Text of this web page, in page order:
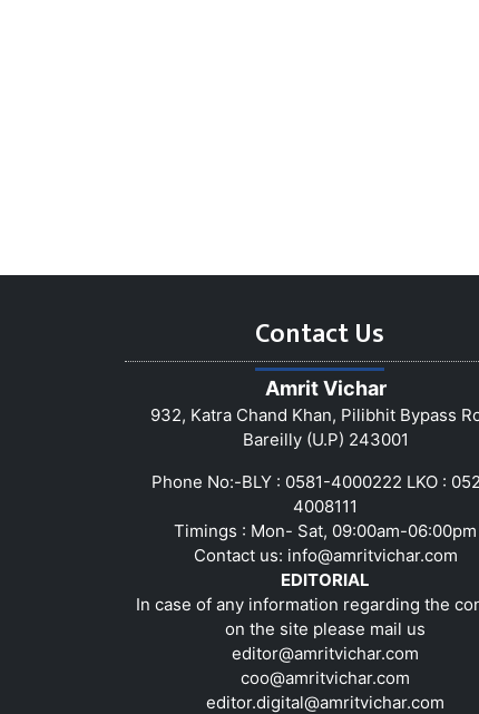
Contact Us
Amrit Vichar
932, Katra Chand Khan, Pilibhit Bypass
Bareilly (U.P) 243001
Phone No:-BLY : 0581-4000222 LKO :
4008111
Timings : Mon- Sat, 09:00am-06:00pm
Contact us: info@amritvichar.com
EDITORIAL
In case of any information regarding the
on the site please mail us
editor@amritvichar.com
coo@amritvichar.com
editor.digital@amritvichar.com